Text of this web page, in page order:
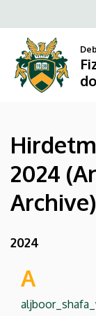
2024
Archive)
Fizikai
doktori
iskola
a
tartalomra
2024
Archive)
2024
A